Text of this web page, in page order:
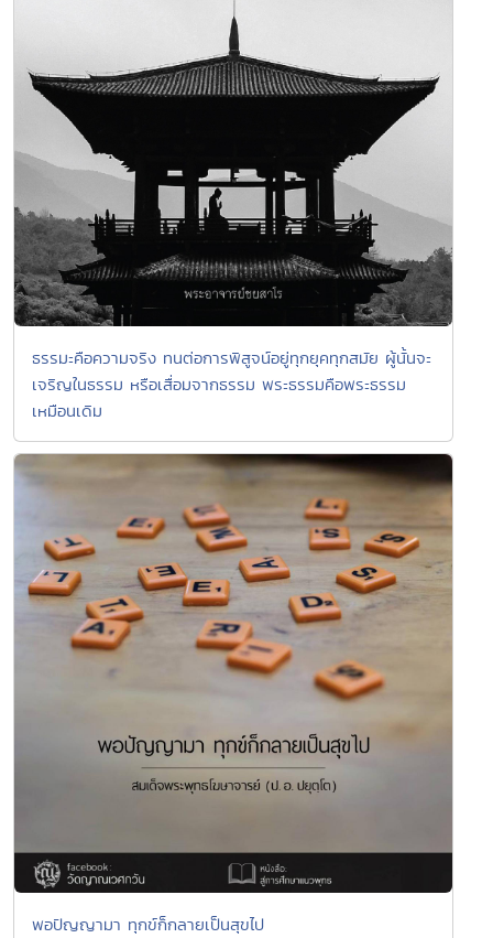
ธรรมะคือความจริง ทนต่อการพิสูจน์อยู่ทุกยุคทุกสมัย ผู้นั้นจะ
เจริญในธรรม หรือเสื่อมจากธรรม พระธรรมคือพระธรรม
เหมือนเดิม
พอปัญญามา ทุกข์ก็กลายเป็นสุขไป